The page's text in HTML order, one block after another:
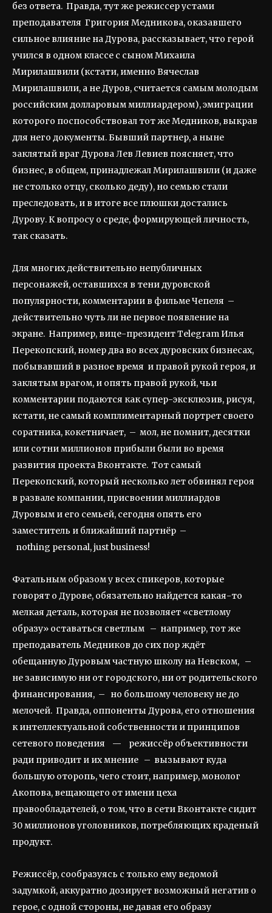
без ответа. Правда, тут же режиссер устами
преподавателя Григория Медникова, оказавшего
сильное влияние на Дурова, рассказывает, что герой
учился в одном классе с сыном Михаила
Мирилашвили (кстати, именно Вячеслав
Мирилашвили, а не Дуров, считается самым молодым
российским долларовым миллиардером), эмиграции
которого поспособствовал тот же Медников, выкрав
для него документы. Бывший партнер, а ныне
заклятый враг Дурова Лев Левиев поясняет, что
бизнес, в общем, принадлежал Мирилашвили (и даже
не столько отцу, сколько деду), но семью стали
преследовать, и в итоге все плюшки достались
Дурову. К вопросу о среде, формирующей личность,
так сказать.
Для многих действительно непубличных
персонажей, оставшихся в тени дуровской
популярности, комментарии в фильме Чепеля –
действительно чуть ли не первое появление на
экране. Например, вице-президент Telegram Илья
Перекопский, номер два во всех дуровских бизнесах,
побывавший в разное время и правой рукой героя, и
заклятым врагом, и опять правой рукой, чьи
комментарии подаются как супер-эксклюзив, рисуя,
кстати, не самый комплиментарный портрет своего
соратника, кокетничает, – мол, не помнит, десятки
или сотни миллионов прибыли были во время
развития проекта Вконтакте. Тот самый
Перекопский, который несколько лет обвинял героя
в развале компании, присвоении миллиардов
Дуровым и его семьей, сегодня опять его
заместитель и ближайший партнёр –
nothing personal, just business!
Фатальным образом у всех спикеров, которые
говорят о Дурове, обязательно найдется какая-то
мелкая деталь, которая не позволяет «светлому
образу» оставаться светлым – например, тот же
преподаватель Медников до сих пор ждёт
обещанную Дуровым частную школу на Невском, –
не зависимую ни от городского, ни от родительского
финансирования, – но большому человеку не до
мелочей. Правда, оппоненты Дурова, его отношения
к интеллектуальной собственности и принципов
сетевого поведения — режиссёр объективности
ради приводит и их мнение – вызывают куда
большую оторопь, чего стоит, например, монолог
Акопова, вещающего от имени цеха
правообладателей, о том, что в сети Вконтакте сидит
30 миллионов уголовников, потребляющих краденый
продукт.
Режиссёр, сообразуясь с только ему ведомой
задумкой, аккуратно дозирует возможный негатив о
герое, с одной стороны, не давая его образу